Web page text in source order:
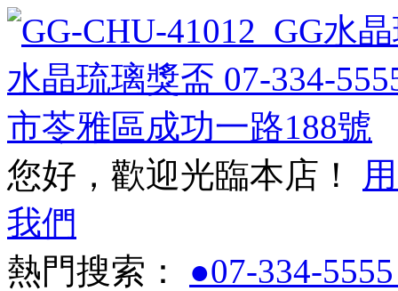
您好，歡迎光臨本店！
我們
熱門搜索： ●07-334-